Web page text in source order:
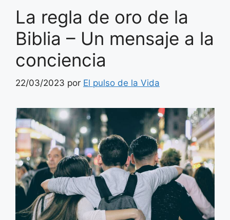
La regla de oro de la
Biblia – Un mensaje a la
conciencia
22/03/2023 por El pulso de la Vida